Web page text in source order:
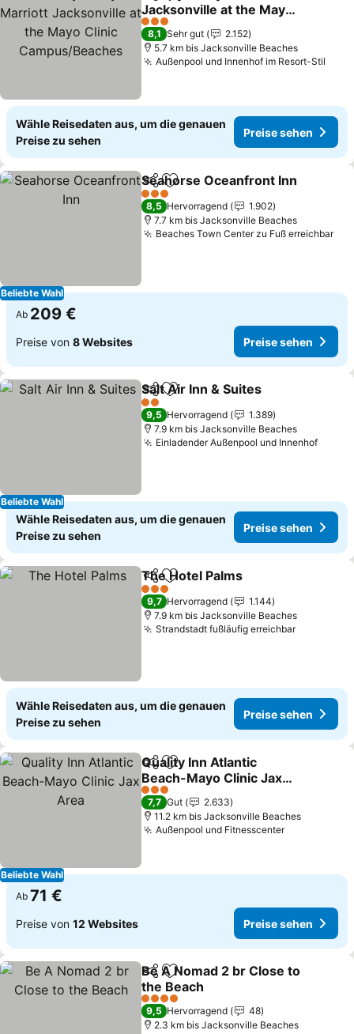
Jacksonville at the Mayo
Clinic Campus/Beaches
3 Sterne
8,1 Sehr gut
2.152
5.7 km bis Jacksonville Beaches
Außenpool und Innenhof im Resort-Stil
Wähle Reisedaten aus, um die genauen
Preise zu sehen
Preise sehen
Beliebte Wahl
TeilenZu Favoriten hinzufügen
Seahorse Oceanfront Inn
3 Sterne
8,5 Hervorragend
1.902
7.7 km bis Jacksonville Beaches
Beaches Town Center zu Fuß erreichbar
Ab 209 €
Preise von 8 Websites Preise sehen
Beliebte Wahl
TeilenZu Favoriten hinzufügen
Salt Air Inn & Suites
2 Sterne
9,5 Hervorragend
1.389
7.9 km bis Jacksonville Beaches
Einladender Außenpool und Innenhof
Wähle Reisedaten aus, um die genauen
Preise zu sehen
Preise sehen
TeilenZu Favoriten hinzufügen
The Hotel Palms
3 Sterne
9,7 Hervorragend
1.144
7.9 km bis Jacksonville Beaches
Strandstadt fußläufig erreichbar
Wähle Reisedaten aus, um die genauen
Preise zu sehen
Preise sehen
Beliebte Wahl
TeilenZu Favoriten hinzufügen
Quality Inn Atlantic
Beach-Mayo Clinic Jax
Area
3 Sterne
7,7 Gut
2.633
11.2 km bis Jacksonville Beaches
Außenpool und Fitnesscenter
Ab 71 €
Preise von 12 Websites Preise sehen
TeilenZu Favoriten hinzufügen
Be A Nomad 2 br Close to
the Beach
4 Sterne
9,5 Hervorragend
48
2.3 km bis Jacksonville Beaches